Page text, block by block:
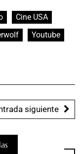
Cine USA
Youtube
siguiente